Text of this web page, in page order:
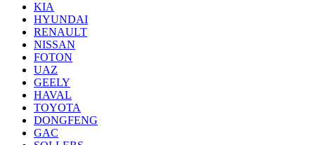
KIA
HYUNDAI
RENAULT
NISSAN
FOTON
UAZ
GEELY
HAVAL
TOYOTA
DONGFENG
GAC